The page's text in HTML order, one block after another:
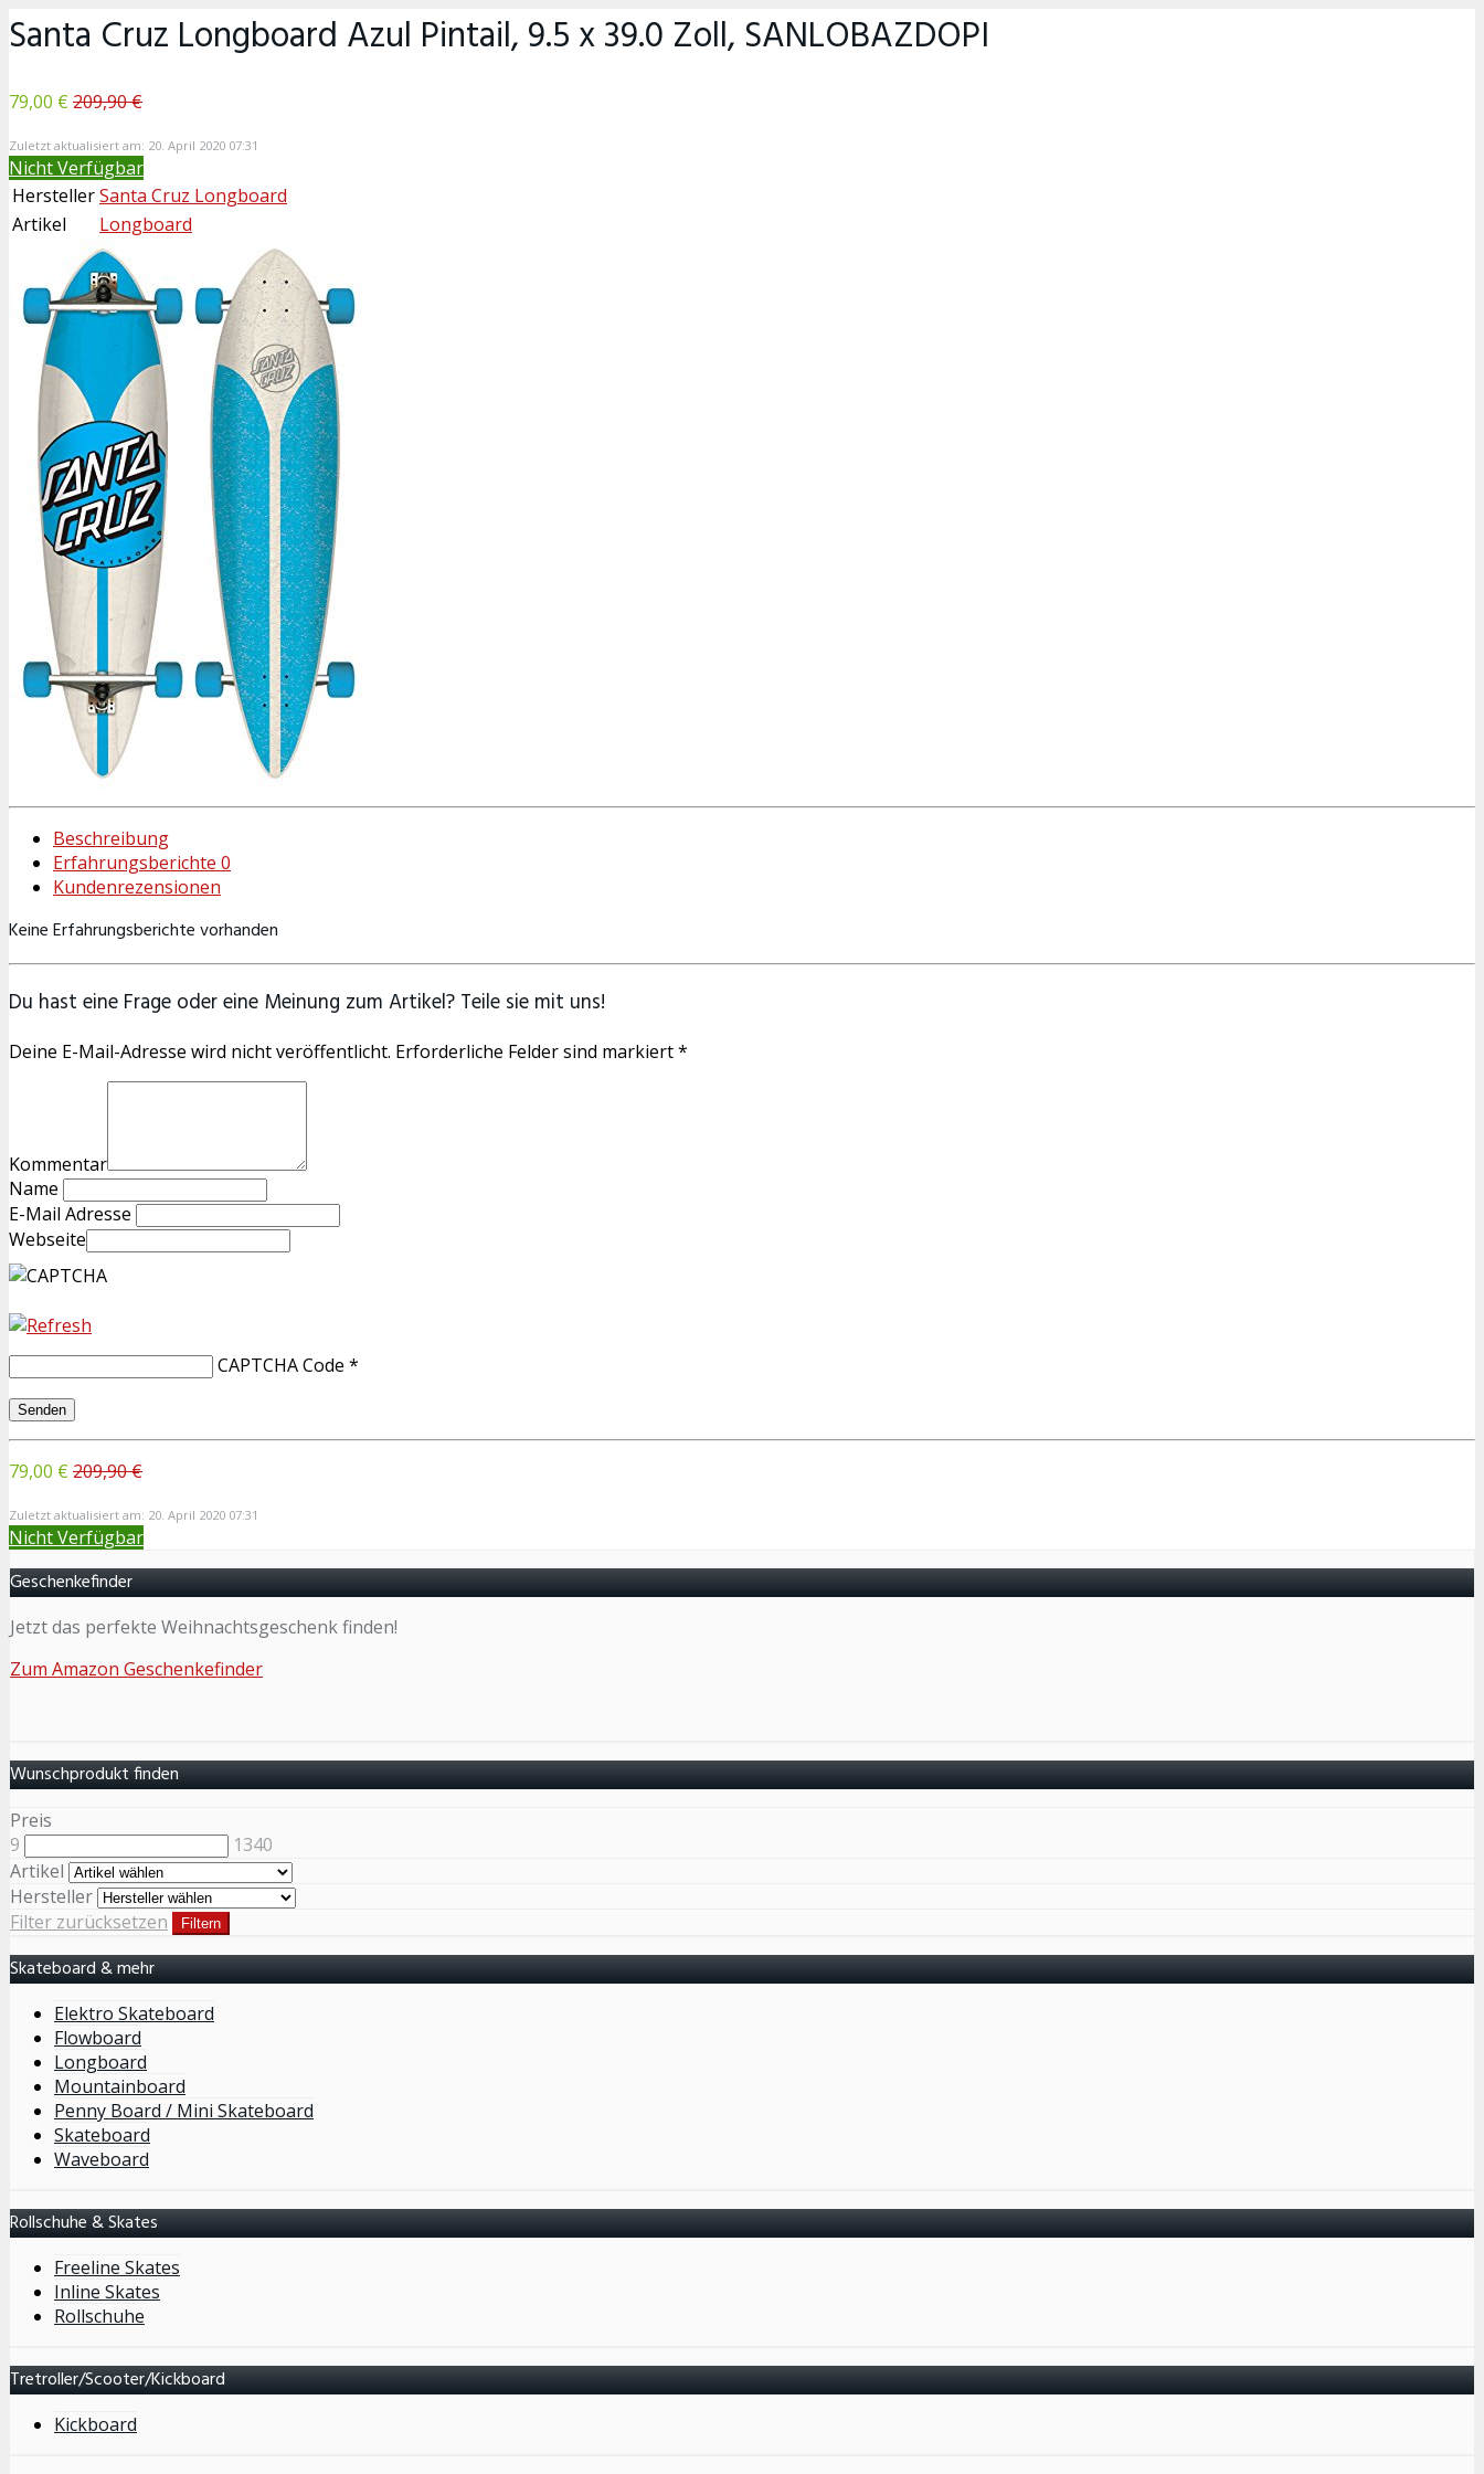
Santa Cruz Longboard Azul Pintail, 9.5 x 39.0 Zoll, SANLOBAZDOPI
79,00 € 209,90 €
Zuletzt aktualisiert am: 20. April 2020 07:31
Nicht Verfügbar
HerstellerSanta Cruz Longboard
Artikel
Longboard
Beschreibung
Erfahrungsberichte 0
Kundenrezensionen
Keine Erfahrungsberichte vorhanden
Du hast eine Frage oder eine Meinung zum Artikel? Teile sie mit uns!
Deine E-Mail-Adresse wird nicht veröffentlicht. Erforderliche Felder sind markiert *
Kommentar
Name
E-Mail Adresse
Webseite
CAPTCHA Code *
79,00 € 209,90 €
Zuletzt aktualisiert am: 20. April 2020 07:31
Nicht Verfügbar
Geschenkefinder
Jetzt das perfekte Weihnachtsgeschenk finden!
Zum Amazon Geschenkefinder
Wunschprodukt finden
Preis
9
1340
Artikel
Hersteller
Filter zurücksetzen
Filtern
Skateboard & mehr
Elektro Skateboard
Flowboard
Longboard
Mountainboard
Penny Board / Mini Skateboard
Skateboard
Waveboard
Rollschuhe & Skates
Freeline Skates
Inline Skates
Rollschuhe
Tretroller/Scooter/Kickboard
Kickboard